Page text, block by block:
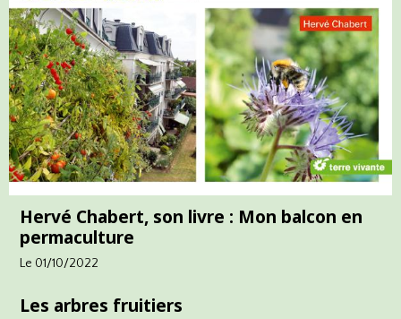
Hervé Chabert, son livre : Mon balcon en
permaculture
Le 01/10/2022
Les arbres fruitiers